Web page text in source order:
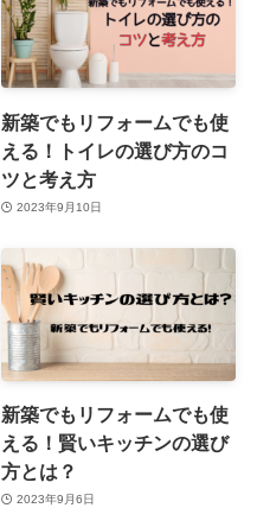
新築でもリフォームでも使
える！トイレの選び方のコ
ツと考え方
2023年9月10日
新築でもリフォームでも使
える！賢いキッチンの選び
方とは？
2023年9月6日